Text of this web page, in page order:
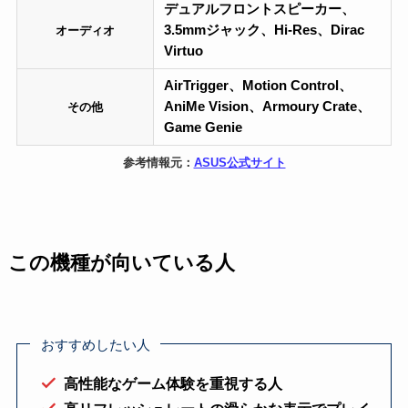
オーディオ
デュアルフロントスピーカー、
3.5mmジャック、Hi-Res、Dirac
Virtuo
その他
AirTrigger、Motion Control、
AniMe Vision、Armoury Crate、
Game Genie
参考情報元： ASUS公式サイト
この機種が向いている人
おすすめしたい人
高性能なゲーム体験を重視する人